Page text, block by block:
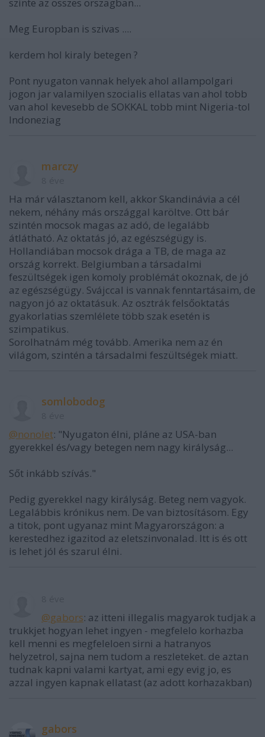
szinte az osszes orszagban...
Meg Europban is szivas ....
kerdem hol kiraly betegen ?
Pont nyugaton vannak helyek ahol allampolgari
jogon jar valamilyen szocialis ellatas van ahol tobb
van ahol kevesebb de SOKKAL tobb mint Nigeria-tol
Indoneziag
marczy
Ha már választanom kell, akkor Skandinávia a cél
nekem, néhány más országgal karöltve. Ott bár
szintén mocsok magas az adó, de legalább
átlátható. Az oktatás jó, az egészségügy is.
Hollandiában mocsok drága a TB, de maga az
ország korrekt. Belgiumban a társadalmi
feszültségek igen komoly problémát okoznak, de jó
az egészségügy. Svájccal is vannak fenntartásaim, de
nagyon jó az oktatásuk. Az osztrák felsőoktatás
gyakorlatias szemlélete több szak esetén is
szimpatikus.
Sorolhatnám még tovább. Amerika nem az én
világom, szintén a társadalmi feszültségek miatt.
somlobodog
@nonolet: "Nyugaton élni, pláne az USA-ban
gyerekkel és/vagy betegen nem nagy királyság...
Sőt inkább szívás."
Pedig gyerekkel nagy királyság. Beteg nem vagyok.
Legalábbis krónikus nem. De van biztosításom. Egy
a titok, pont ugyanaz mint Magyarországon: a
kerestedhez igazitod az eletszinvonalad. Itt is és ott
is lehet jól és szarul élni.
@gabors: az itteni illegalis magyarok tudjak a
trukkjet hogyan lehet ingyen - megfelelo korhazba
kell menni es megfeleloen sirni a hatranyos
helyzetrol, sajna nem tudom a reszleteket. de aztan
tudnak kapni valami kartyat, ami egy evig jo, es
azzal ingyen kapnak ellatast (az adott korhazakban)
gabors